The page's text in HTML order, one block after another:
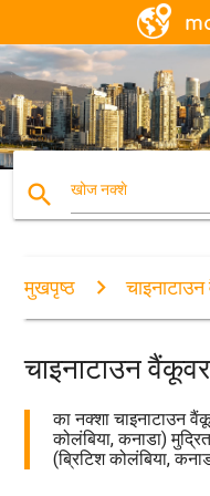
search खोज नक्शे
मुखपृष्ठ
चाइनाटाउन
का नक्शा चाइनाटाउन
कोलंबिया, कनाडा)
(ब्रिटिश कोलंबिया,